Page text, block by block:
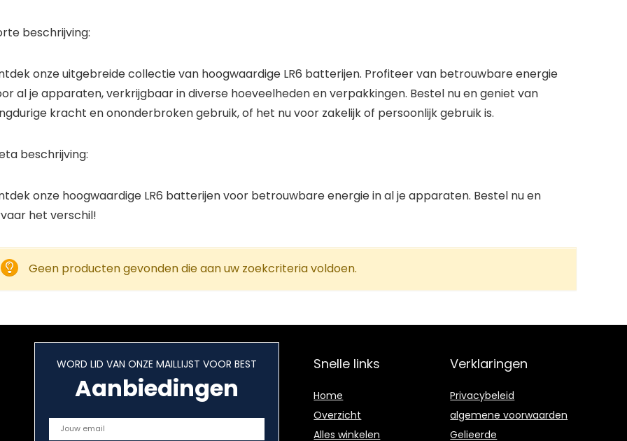
beschrijving:
onze uitgebreide collectie van hoogwaardige LR6 batterijen. Profiteer van betrouwbare energie
al je apparaten, verkrijgbaar in diverse hoeveelheden en verpakkingen. Bestel nu en geniet van
kracht en ononderbroken gebruik, of het nu voor zakelijk of persoonlijk gebruik is.
beschrijving:
onze hoogwaardige LR6 batterijen voor betrouwbare energie in al je apparaten. Bestel nu en
het verschil!
Geen producten gevonden die aan uw zoekcriteria voldoen.
WORD LID VAN ONZE MAILLIJST VOOR BEST
Aanbiedingen
Snelle links
Home
Overzicht
Alles winkelen
Verklaringen
Privacybeleid
algemene voorwaarden
Gelieerde